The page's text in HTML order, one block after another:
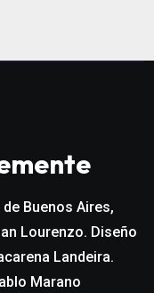
Buenos Aires,
Lourenzo. Diseño
Landeira.
Marano